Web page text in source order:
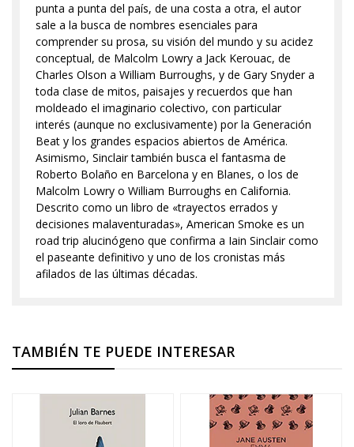
punta a punta del país, de una costa a otra, el autor
sale a la busca de nombres esenciales para
comprender su prosa, su visión del mundo y su acidez
conceptual, de Malcolm Lowry a Jack Kerouac, de
Charles Olson a William Burroughs, y de Gary Snyder a
toda clase de mitos, paisajes y recuerdos que han
moldeado el imaginario colectivo, con particular
interés (aunque no exclusivamente) por la Generación
Beat y los grandes espacios abiertos de América.
Asimismo, Sinclair también busca el fantasma de
Roberto Bolaño en Barcelona y en Blanes, o los de
Malcolm Lowry o William Burroughs en California.
Descrito como un libro de «trayectos errados y
decisiones malaventuradas», American Smoke es un
road trip alucinógeno que confirma a Iain Sinclair como
el paseante definitivo y uno de los cronistas más
afilados de las últimas décadas.
TAMBIÉN TE PUEDE INTERESAR